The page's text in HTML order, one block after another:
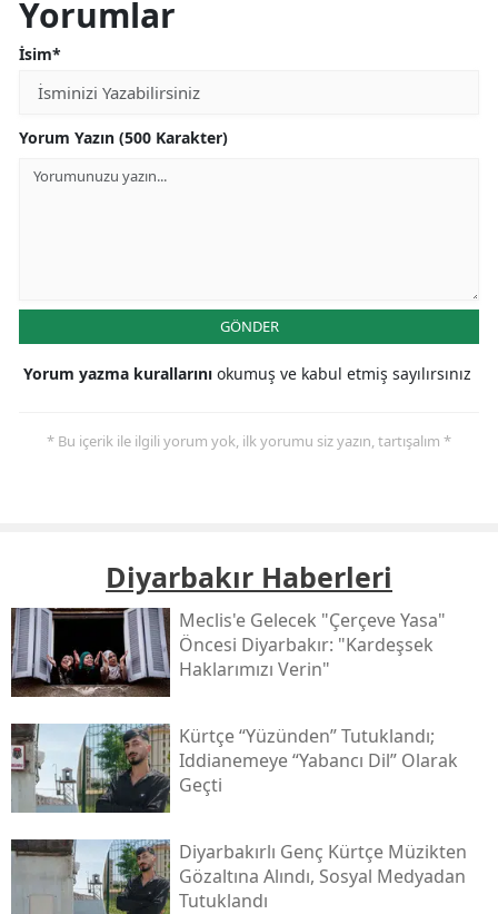
Yorumlar
İsim*
Yorum Yazın (500 Karakter)
GÖNDER
Yorum yazma kurallarını okumuş ve kabul etmiş sayılırsınız
* Bu içerik ile ilgili yorum yok, ilk yorumu siz yazın, tartışalım *
Diyarbakır Haberleri
Meclis'e Gelecek "çerçeve Yasa"
Öncesi Diyarbakır: "kardeşsek
Haklarımızı Verin"
Kürtçe “yüzünden” Tutuklandı;
Iddianemeye “yabancı Dil” Olarak
Geçti
Diyarbakırlı Genç Kürtçe Müzikten
Gözaltına Alındı, Sosyal Medyadan
Tutuklandı